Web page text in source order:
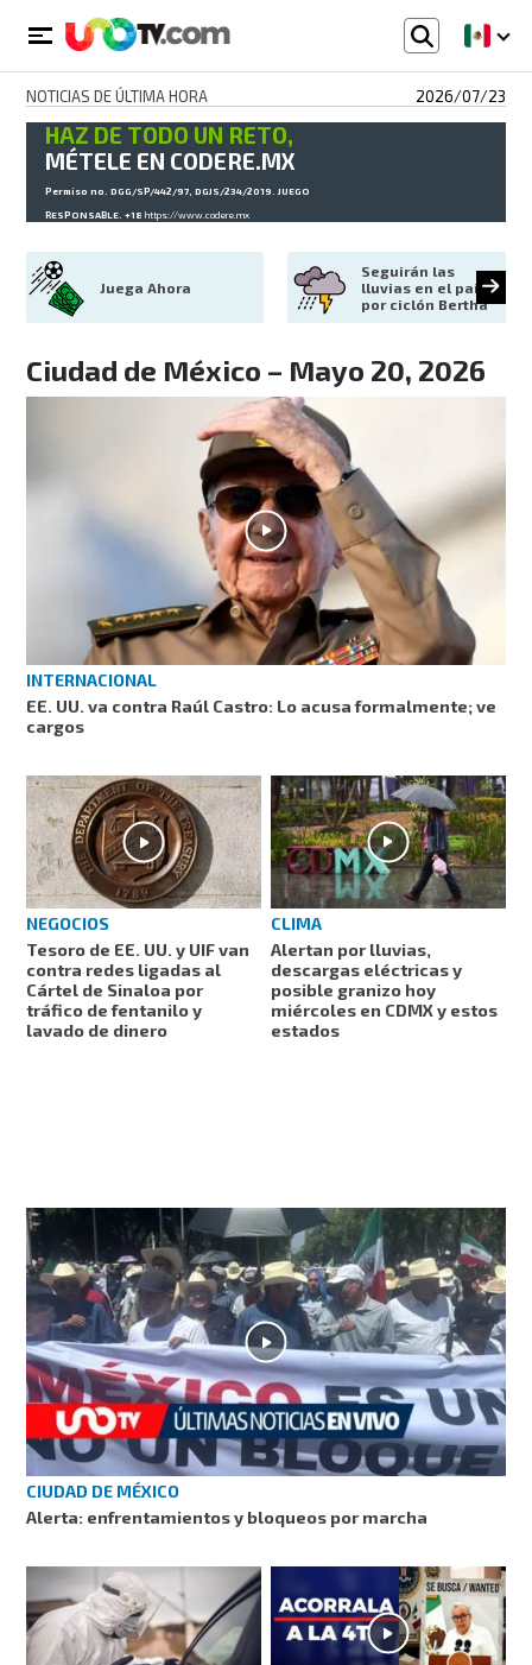
NOTICIAS DE ÚLTIMA HORA 2026/07/23
HAZ DE TODO UN RETO,
MÉTELE EN CODERE.MX
Permiso no. DGG/SP/442/97, DGJS/234/2019. JUEGO
RESPONSABLE. +18https://www.codere.mx
Juega Ahora
Seguirán las
lluvias en el país
por ciclón Bertha
Ciudad de México – Mayo 20, 2026
INTERNACIONAL
EE. UU. va contra Raúl Castro: Lo acusa formalmente; ve
cargos
NEGOCIOS
Tesoro de EE. UU. y UIF van
contra redes ligadas al
Cártel de Sinaloa por
tráfico de fentanilo y
lavado de dinero
CLIMA
Alertan por lluvias,
descargas eléctricas y
posible granizo hoy
miércoles en CDMX y estos
estados
CIUDAD DE MÉXICO
Alerta: enfrentamientos y bloqueos por marcha